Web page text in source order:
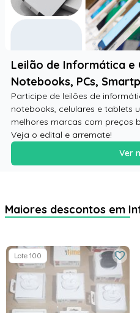
Leilão de Informática e
Notebooks, PCs,
Participe de leilões de
notebooks, celulares e tablets
melhores marcas com preços
Veja o edital e arremate!
Ver
Maiores descontos em
Lote 100